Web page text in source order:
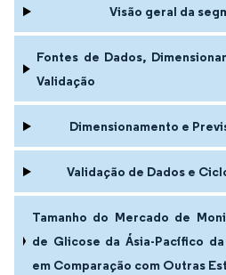
Visão geral da
Fontes de Dados,
Validação
Dimensionamento e
Validação de Dados e
Tamanho do Mercado de
de Glicose da Ásia-Pacífico
em Comparação com Outras